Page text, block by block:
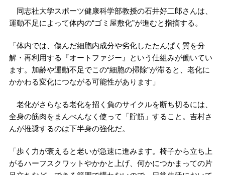
同志社大学スポーツ健康科学部教授の石井好二郎さんは、
運動不足によって体内の“ゴミ屋敷化”が進むと指摘する。
「体内では、傷んだ細胞内成分や劣化したたんぱく質を分
解・再利用する『オートファジー』という仕組みが働いてい
ます。加齢や運動不足でこの“細胞の掃除”が滞ると、老化に
かかわる変化につながる可能性があります」
老化がさらなる老化を招く負のサイクルを断ち切るには、
全身の筋肉をまんべんなく使って「貯筋」すること。吉村さ
んが推奨するのは下半身の強化だ。
「歩く力が衰えると老いが急速に進みます。椅子から立ち上
がるハーフスクワットやかかと上げ、何かにつかまっての片